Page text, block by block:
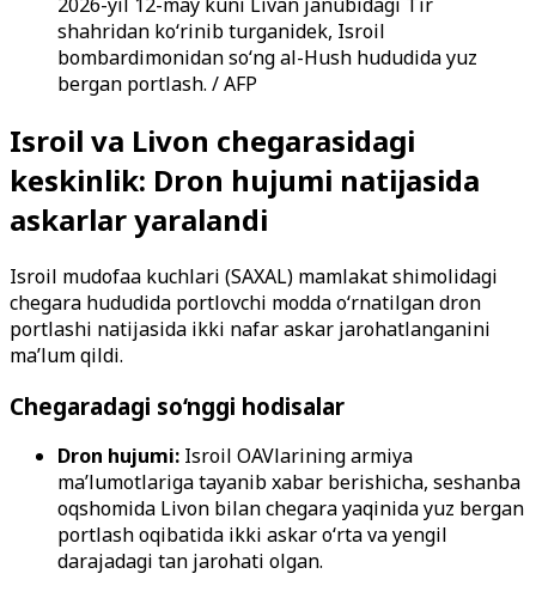
shahridan ko‘rinib turganidek, Isroil
bombardimonidan so‘ng al-Hush hududida yuz
bergan portlash. / AFP
Isroil va Livon chegarasidagi
keskinlik: Dron hujumi natijasida
askarlar yaralandi
Isroil mudofaa kuchlari (SAXAL) mamlakat shimolidagi
chegara hududida portlovchi modda o‘rnatilgan dron
portlashi natijasida ikki nafar askar jarohatlanganini
ma’lum qildi.
Chegaradagi so‘nggi hodisalar
Dron hujumi: Isroil OAVlarining armiya
ma’lumotlariga tayanib xabar berishicha, seshanba
oqshomida Livon bilan chegara yaqinida yuz bergan
portlash oqibatida ikki askar o‘rta va yengil
darajadagi tan jarohati olgan.